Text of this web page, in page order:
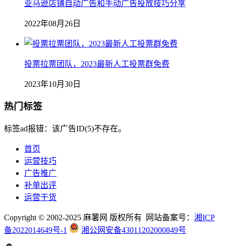
亚马逊店铺自动广告和手动广告投放技巧分享
2022年08月26日
投票拉票团队，2023最新人工投票群免费
2023年10月30日
热门标签
标签ad报错：该广告ID(5)不存在。
首页
运营技巧
广告推广
补单出评
运营干货
Copyright © 2002-2025 麻薯网 版权所有 网站备案号： 湘ICP
备2022014649号-1
湘公网安备43011202000849号